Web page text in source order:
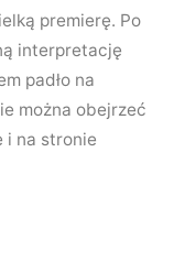
premierę. Po
interpretację
padło na
można obejrzeć
i na stronie